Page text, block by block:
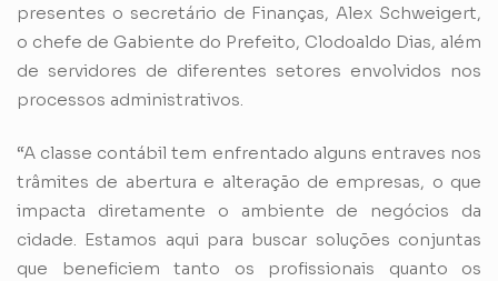
presentes o secretário de Finanças, Alex Schweigert,
o chefe de Gabiente do Prefeito, Clodoaldo Dias, além
de servidores de diferentes setores envolvidos nos
processos administrativos.
“A classe contábil tem enfrentado alguns entraves nos
trâmites de abertura e alteração de empresas, o que
impacta diretamente o ambiente de negócios da
cidade. Estamos aqui para buscar soluções conjuntas
que beneficiem tanto os profissionais quanto os